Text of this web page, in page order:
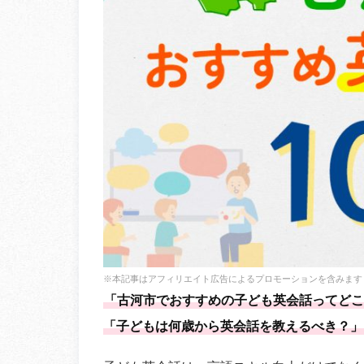
※本記事はアフィリエイト広告によるプロモーションを含みます
「古河市でおすすめの子ども英会話ってど
「子どもは何歳から英会話を教えるべき？」